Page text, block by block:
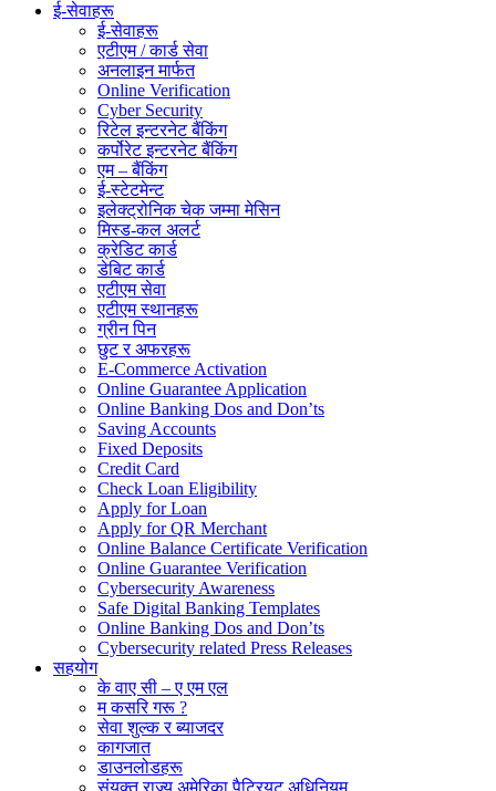
ई-सेवाहरू
ई-सेवाहरू
एटीएम / कार्ड सेवा
अनलाइन मार्फत
Online Verification
Cyber Security
रिटेल इन्टरनेट बैंकिंग
कर्पोरेट इन्टरनेट बैंकिंग
एम – बैंकिंग
ई-स्टेटमेन्ट
इलेक्ट्रोनिक चेक जम्मा मेसिन
मिस्ड-कल अलर्ट
क्रेडिट कार्ड
डेबिट कार्ड
एटीएम सेवा
एटीएम स्थानहरू
ग्रीन पिन
छुट र अफरहरू
E-Commerce Activation
Online Guarantee Application
Online Banking Dos and Don’ts
Saving Accounts
Fixed Deposits
Credit Card
Check Loan Eligibility
Apply for Loan
Apply for QR Merchant
Online Balance Certificate Verification
Online Guarantee Verification
Cybersecurity Awareness
Safe Digital Banking Templates
Online Banking Dos and Don’ts
Cybersecurity related Press Releases
सहयोग
के वाए सी – ए एम एल
म कसरि गरू ?
सेवा शुल्क र ब्याजदर
कागजात
डाउनलोडहरू
संयुक्त राज्य अमेरिका पैट्रियट अधिनियम